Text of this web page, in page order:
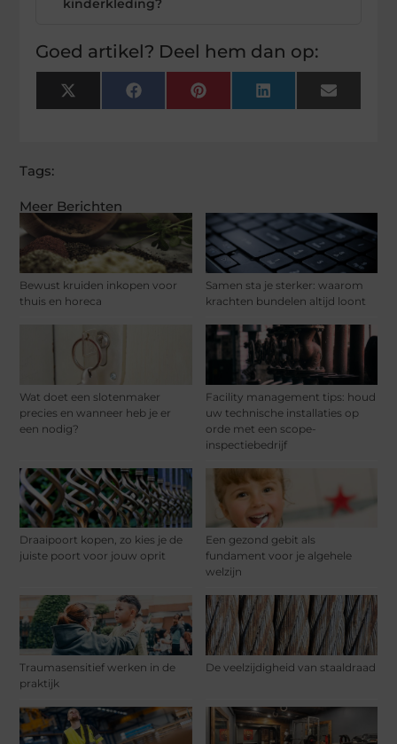
Meer Berichten
Bewust kruiden inkopen voor
thuis en horeca
Samen sta je sterker: waarom
krachten bundelen altijd loont
Wat doet een slotenmaker
precies en wanneer heb je er
een nodig?
Facility management tips: houd
uw technische installaties op
orde met een scope-
inspectiebedrijf
Draaipoort kopen, zo kies je de
juiste poort voor jouw oprit
Een gezond gebit als
fundament voor je algehele
welzijn
Traumasensitief werken in de
praktijk
De veelzijdigheid van staaldraad
kinderkleding?
Goed artikel? Deel hem dan op:
X
(Twitter)
FacebookPinterest LinkedIn Email
Tags: